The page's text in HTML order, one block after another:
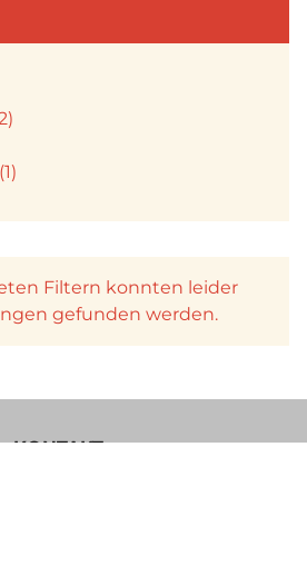
Filtern konnten leider
gefunden werden.
KONTAKT